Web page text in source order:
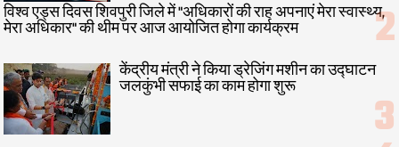
विश्व एड्स दिवस शिवपुरी जिले में "अधिकारों की राह अपनाएं मेरा स्वास्थ्य,
मेरा अधिकार" की थीम पर आज आयोजित होगा कार्यक्रम
केंद्रीय मंत्री ने किया ड्रेजिंग मशीन का उद्घाटन
जलकुंभी सफाई का काम होगा शुरू